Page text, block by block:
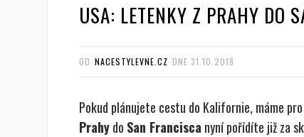
USA: LETENKY Z PRAHY DO
OD NACESTYLEVNE.CZ DNE 31.10.2018
Pokud plánujete cestu do Kalifornie, máme
Prahydo San Francisca nyní pořídíte již za